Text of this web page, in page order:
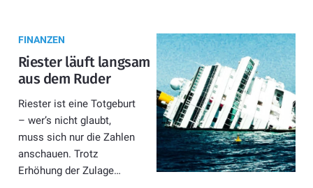
FINANZEN
Riester läuft langsam
aus dem Ruder
Riester ist eine Totgeburt
– wer’s nicht glaubt,
muss sich nur die Zahlen
anschauen. Trotz
Erhöhung der Zulage…